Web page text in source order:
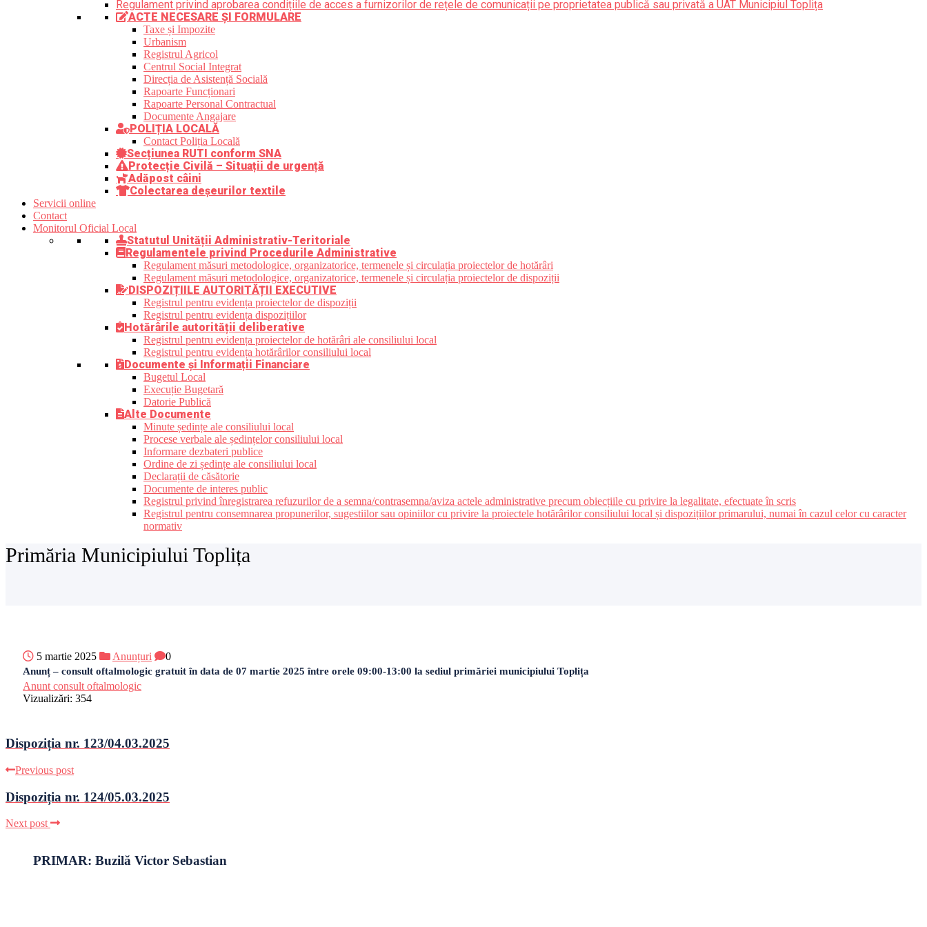
Regulament privind aprobarea condițiile de acces a furnizorilor de rețele de comunicații pe proprietatea publică sau privată a UAT Municipiul Toplița
ACTE NECESARE ȘI FORMULARE
Taxe și Impozite
Urbanism
Registrul Agricol
Centrul Social Integrat
Direcția de Asistență Socială
Rapoarte Funcționari
Rapoarte Personal Contractual
Documente Angajare
POLIȚIA LOCALĂ
Contact Poliția Locală
Secțiunea RUTI conform SNA
Protecție Civilă – Situații de urgență
Adăpost câini
Colectarea deșeurilor textile
Servicii online
Contact
Monitorul Oficial Local
Statutul Unității Administrativ-Teritoriale
Regulamentele privind Procedurile Administrative
Regulament măsuri metodologice, organizatorice, termenele și circulația proiectelor de hotărâri
Regulament măsuri metodologice, organizatorice, termenele și circulația proiectelor de dispoziții
DISPOZIȚIILE AUTORITĂȚII EXECUTIVE
Registrul pentru evidența proiectelor de dispoziții
Registrul pentru evidența dispozițiilor
Hotărârile autorității deliberative
Registrul pentru evidența proiectelor de hotărâri ale consiliului local
Registrul pentru evidența hotărârilor consiliului local
Documente și Informații Financiare
Bugetul Local
Execuție Bugetară
Datorie Publică
Alte Documente
Minute ședințe ale consiliului local
Procese verbale ale ședințelor consiliului local
Informare dezbateri publice
Ordine de zi ședințe ale consiliului local
Declarații de căsătorie
Documente de interes public
Registrul privind înregistrarea refuzurilor de a semna/contrasemna/aviza actele administrative precum obiecțiile cu privire la legalitate, efectuate în scris
Registrul pentru consemnarea propunerilor, sugestiilor sau opiniilor cu privire la proiectele hotărârilor consiliului local și dispozițiilor primarului, numai în cazul celor cu caracter
normativ
Primăria Municipiului Toplița
5 martie 2025 Anunțuri 0
Anunț – consult oftalmologic gratuit în data de 07 martie 2025 între orele 09:00-13:00 la sediul primăriei municipiului Toplița
Anunt consult oftalmologic
Vizualizări: 354
Dispoziția nr. 123/04.03.2025
Previous post
Dispoziția nr. 124/05.03.2025
Next post
PRIMAR: Buzilă Victor Sebastian